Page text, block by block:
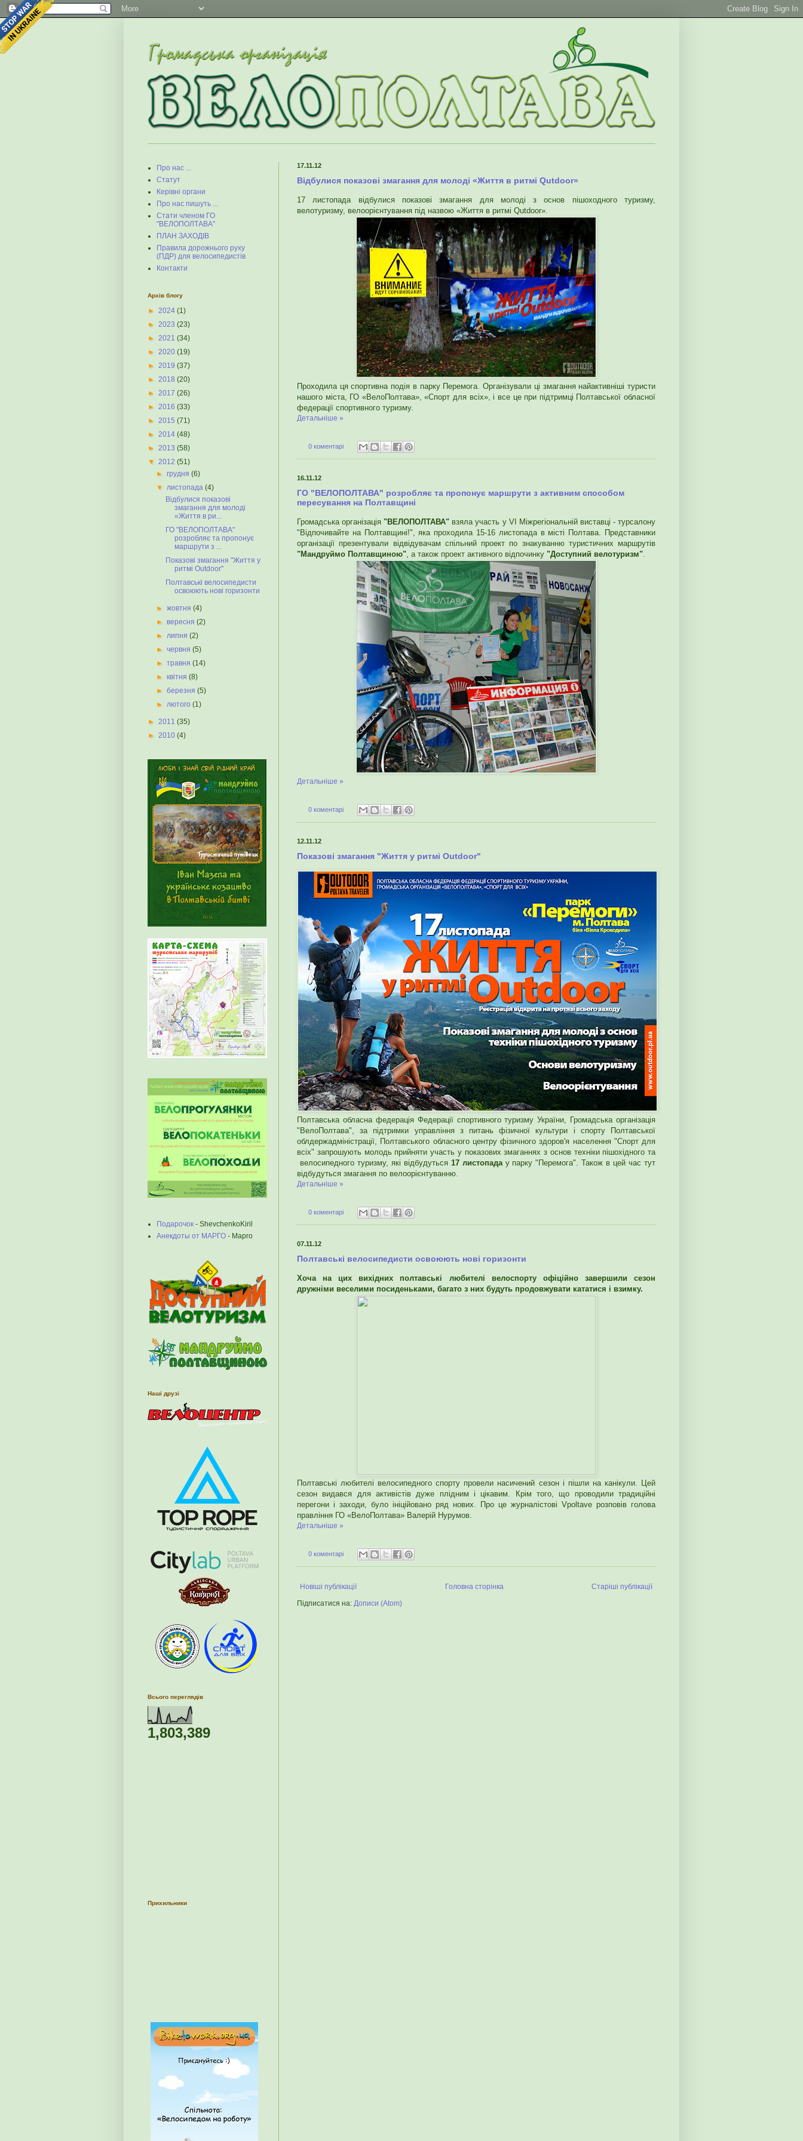
17.11.12
Відбулися показові змагання для молоді «Життя в ритмі Qutdoor»
17 листопада відбулися показові змагання для молоді з основ пішоходного туризму,
велотуризму, велоорієнтування під назвою «Життя в ритмі Qutdoor».
Проходила ця спортивна подія в парку Перемога. Організували ці змагання найактивніші туристи
нашого міста, ГО «ВелоПолтава», «Спорт для всіх», і все це при підтримці Полтавської обласної
федерації спортивного туризму.
Детальніше »
0 коментарі
16.11.12
ГО "ВЕЛОПОЛТАВА" розробляє та пропонує маршрути з активним способом
пересування на Полтавщині
Громадська організація "ВЕЛОПОЛТАВА" взяла участь у VІ Міжрегіональній виставці - турсалону
"Відпочивайте на Полтавщині!", яка проходила 15-16 листопада в місті Полтава. Представники
організації презентували відвідувачам спільний проект по знакуванню туристичних маршрутів
"Мандруймо Полтавщиною" , а також проект активного відпочинку "Доступний велотуризм"
Детальніше »
0 коментарі
12.11.12
Показові змагання "Життя у ритмі Outdoor"
Полтавська обласна федерація Федерації спортивного туризму України, Громадська організація
"ВелоПолтава", за підтримки управління з питань фізичної культури і спорту Полтавської
облдержадміністрації, Полтавського обласного центру фізичного здоров'я населення "Спорт для
всіх" запрошують молодь прийняти участь у показових змаганнях з основ техніки пішохідного та
велосипедного туризму, які відбудуться 17 листопадау парку "Перемога". Також в цей час тут
відбудуться змагання по велоорієнтуванню.
Детальніше »
0 коментарі
07.11.12
Полтавські велосипедисти освоюють нові горизонти
Хоча на цих вихідних полтавські любителі велоспорту офіційно завершили сезон
дружніми веселими посиденьками, багато з них будуть продовжувати кататися і взимку.
Полтавські любителі велосипедного спорту провели насичений сезон і пішли на канікули. Цей
сезон видався для активістів дуже плідним і цікавим. Крім того, що проводили традиційні
перегони і заходи, було ініційовано ряд нових. Про це журналістові Vpoltave розповів голова
правління ГО «ВелоПолтава» Валерій Нурумов.
Детальніше »
0 коментарі
Новіші публікації Старіші публікації
Головна сторінка
Підписатися на: Дописи (Atom)
Про нас ...
Статут
Керівні органи
Про нас пишуть ...
Стати членом ГО
"ВЕЛОПОЛТАВА"
ПЛАН ЗАХОДІВ
Правила дорожнього руху
(ПДР) для велосипедистів
Контакти
Архів блогу
► 2024 (1)
► 2023 (23)
► 2021 (34)
► 2020 (19)
► 2019 (37)
► 2018 (20)
► 2017 (26)
► 2016 (33)
► 2015 (71)
► 2014 (48)
► 2013 (58)
▼ 2012 (51)
►грудня(6)
▼листопада(4)
Відбулися показові
змагання для молоді
«Життя в ри...
ГО "ВЕЛОПОЛТАВА"
розробляє та пропонує
маршрути з ...
Показові змагання "Життя у
ритмі Outdoor"
Полтавські велосипедисти
освоюють нові горизонти
►жовтня(4)
►вересня(2)
►липня(2)
►червня(5)
►травня(14)
►квітня(8)
►березня(5)
►лютого(1)
► 2011 (35)
► 2010 (4)
Подарочок - ShevchenkoKiril
Анекдоты от МАРГО - Марго
Наші друзі
Всього переглядів
1,803,389
Прихильники